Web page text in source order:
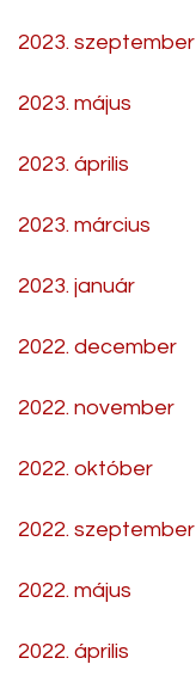
2023. szeptember
2023. május
2023. április
2023. március
2023. január
2022. december
2022. november
2022. október
2022. szeptember
2022. május
2022. április